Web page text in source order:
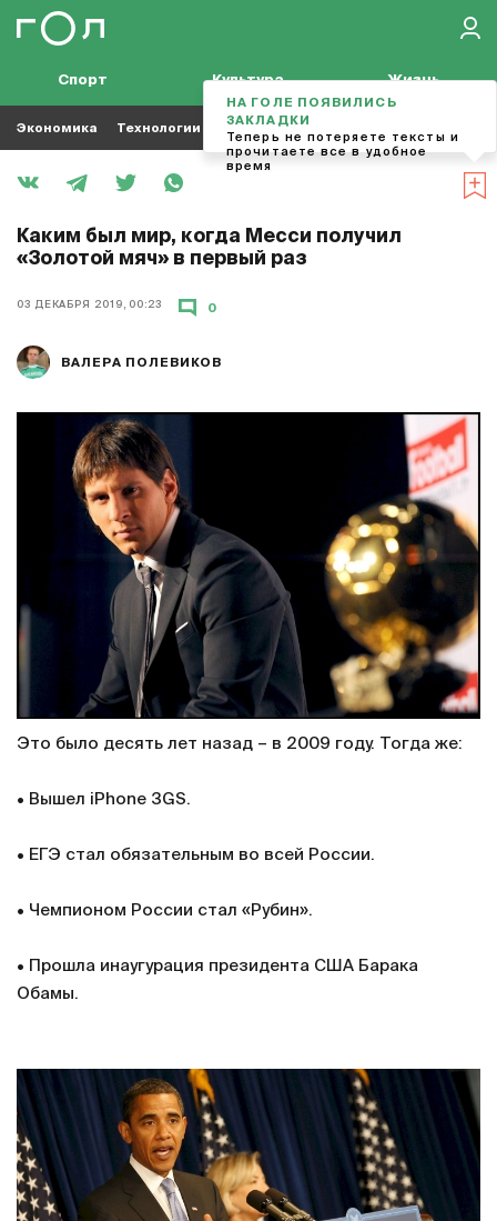
Спорт Культура Жизнь
Экономика Технологии Кино Футбол
Каким был мир, когда Месси получил
«Золотой мяч» в первый раз
03 ДЕКАБРЯ 2019, 00:23
ВАЛЕРА ПОЛЕВИКОВ
0
Это было десять лет назад – в 2009 году. Тогда же:
• Вышел iPhone 3GS.
• ЕГЭ стал обязательным во всей России.
• Чемпионом России стал «Рубин».
• Прошла инаугурация президента США Барака
Обамы.
НА ГОЛЕ ПОЯВИЛИСЬ
ЗАКЛАДКИ
Теперь не потеряете тексты и
прочитаете все в удобное
время